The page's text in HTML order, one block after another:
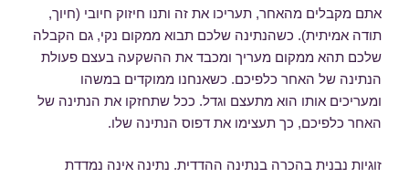
אתם מקבלים מהאחר, תעריכו את זה ותנו חיזוק חיובי (חיוך,
תודה אמיתית). כשהנתינה שלכם תבוא ממקום נקי, גם הקבלה
שלכם תהא ממקום מעריך ומכבד את ההשקעה בעצם פעולת
הנתינה של האחר כלפיכם. כשאנחנו ממוקדים במשהו
ומעריכים אותו הוא מתעצם וגדל. ככל שתחזקו את הנתינה של
האחר כלפיכם, כך תעצימו את דפוס הנתינה שלו.
זוגיות נבנית בהכרה בנתינה ההדדית. נתינה אינה נמדדת